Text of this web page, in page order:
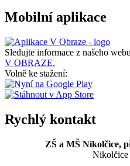
Mobilní aplikace
Sledujte informace z našeho
V OBRAZE.
Volně ke stažení:
Rychlý kontakt
ZŠ a MŠ Nikolčice,
Nikolčice